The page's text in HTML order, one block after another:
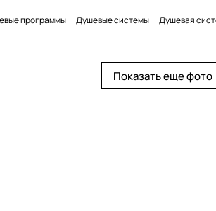
программы Душевые системы Душевая
Показать еще фото